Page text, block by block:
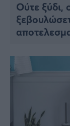
Ούτε ξύδι,